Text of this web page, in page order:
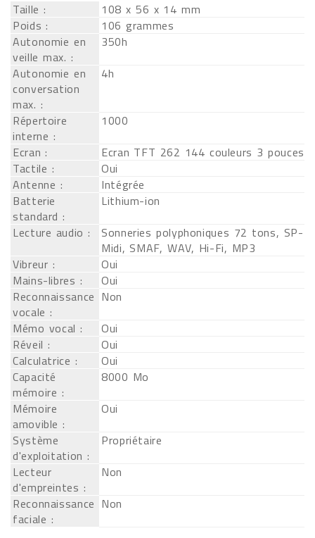
Taille :
108 x 56 x 14 mm
Poids :
106 grammes
Autonomie en
veille max. :
350h
Autonomie en
conversation
max. :
4h
Répertoire
interne :
1000
Ecran :
Ecran TFT 262 144 couleurs 3 pouces
Tactile :
Oui
Antenne :
Intégrée
Batterie
standard :
Lithium-ion
Lecture audio :
Sonneries polyphoniques 72 tons, SP-
Midi, SMAF, WAV, Hi-Fi, MP3
Vibreur :
Oui
Mains-libres :
Oui
Reconnaissance
vocale :
Non
Mémo vocal :
Oui
Réveil :
Oui
Calculatrice :
Oui
Capacité
mémoire :
8000 Mo
Mémoire
amovible :
Oui
Système
d'exploitation :
Propriétaire
Lecteur
d'empreintes :
Non
Reconnaissance
faciale :
Non